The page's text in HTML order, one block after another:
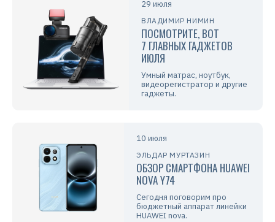
29 июля
ВЛАДИМИР НИМИН
ПОСМОТРИТЕ, ВОТ
7 ГЛАВНЫХ ГАДЖЕТОВ
ИЮЛЯ
Умный матрас, ноутбук,
видеорегистратор и другие
гаджеты.
10 июля
ЭЛЬДАР МУРТАЗИН
ОБЗОР СМАРТФОНА HUAWEI
NOVA Y74
Сегодня поговорим про
бюджетный аппарат линейки
HUAWEI nova.